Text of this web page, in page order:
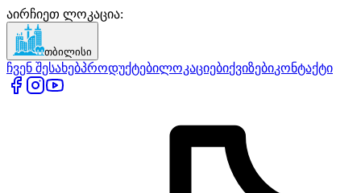
აირჩიეთ ლოკაცია:
თბილისი
ჩვენ შესახებპროდუქტებილოკაციებიქვიზებიკონტაქტი